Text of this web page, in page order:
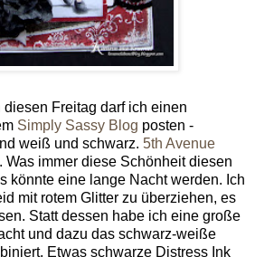
Freitag darf ich einen
Simply Sassy Blog posten -
weiß und schwarz. 5th Avenue
Was immer diese Schönheit diesen
könnte eine lange Nacht werden. Ich
mit rotem Glitter zu überziehen, es
Statt dessen habe ich eine große
und dazu das schwarz-weiße
Etwas schwarze Distress Ink